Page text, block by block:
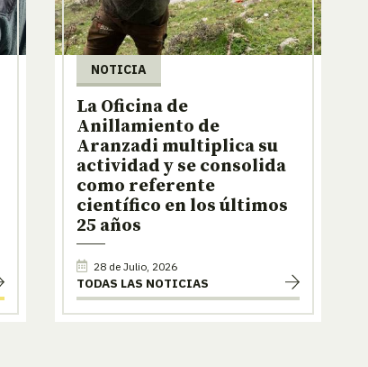
NOTICIA
La Oficina de
Anillamiento de
Aranzadi multiplica su
actividad y se consolida
como referente
científico en los últimos
25 años
28 de Julio, 2026
TODAS LAS NOTICIAS